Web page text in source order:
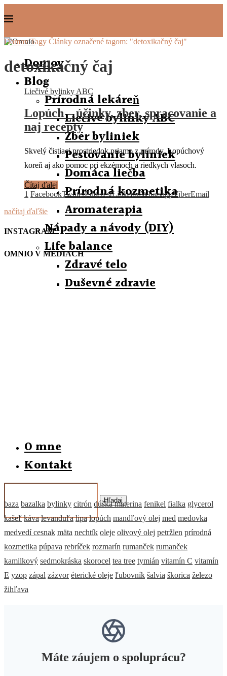
Domov
Blog
Prírodná lekáreň
Liečivé bylinky ABC
Zber byliniek
Pestovanie byliniek
Domáca liečba
Prírodná kozmetika
Aromaterapia
Nápady a návody (DIY)
Life balance
Zdravé telo
Duševné zdravie
O mne
Kontakt
Hľadaj
Domov Tagy Články označené tagom: "detoxikačný čaj"
detoxikačný čaj
Liečivé bylinky ABC
Lopúch – účinky, zber, spracovanie a
naj recepty
Skvelý čistiaci prostriedok priamo z prírody. Lopúchový
koreň aj ako pomoc pri ekzémoch a riedkych vlasoch.
Čítaj ďalej
1 FacebookTwitterPinterestLinkedinWhatsappViberEmail
načítaj ďaľšie
INSTAGRAM
OMNIO V MÉDIACH
baza bazalka bylinky citrón dúška materina fenikel fialka glycerol
kašeľ káva levanduľa lipa lopúch mandľový olej med medovka
medvedí cesnak mäta nechtík oleje olivový olej petržlen prírodná
kozmetika púpava rebríček rozmarín rumanček rumanček
kamilkový sedmokráska skorocel tea tree tymián vitamín C vitamín
E yzop zápal zázvor éterické oleje ľubovník šalvia škorica železo
žihľava
Máte záujem o spoluprácu?